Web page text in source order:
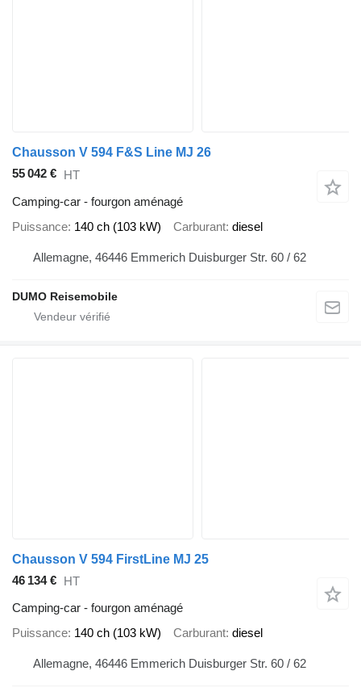
Chausson V 594 F&S Line MJ 26
55 042 € HT
Camping-car - fourgon aménagé
Puissance 140 ch (103 kW) Carburant diesel
Allemagne, 46446 Emmerich Duisburger Str. 60 / 62
DUMO Reisemobile
Chausson V 594 FirstLine MJ 25
46 134 € HT
Camping-car - fourgon aménagé
Puissance 140 ch (103 kW) Carburant diesel
Allemagne, 46446 Emmerich Duisburger Str. 60 / 62